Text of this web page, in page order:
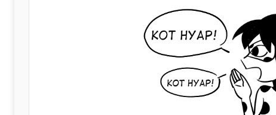
м
А
р